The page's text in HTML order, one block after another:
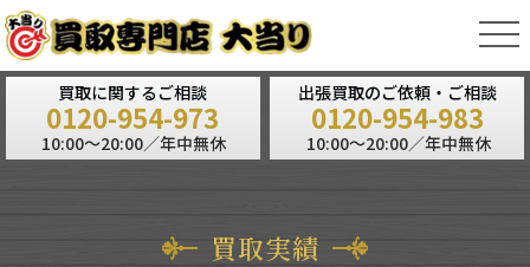
買取に関するご相談
0120-954-973
10:00～20:00／年中無休
出張買取のご依頼・ご相談
0120-954-983
10:00～20:00／年中無休
買取実績